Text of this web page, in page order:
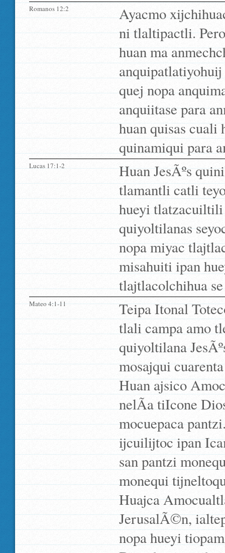
Romanos 12:2
Ayacmo
ni tlaltipactli.
huan ma
quej nopa
anquiitase para
huan quisas cuali
quinamiqui para
Lucas 17:1-2
Huan JesÃºs
tlamantli catli
hueyi tlatzacuiltili
quiyoltilanas
nopa miyac
misahuiti ipan
tlajtlacolchihua
Mateo 4:1-11
Teipa Itonal
tlali campa amo
quiyoltilana
mosajqui
Huan ajsico
nelÃ­a tiIcone
mocuepaca
ijcuilijtoc ipan
san pantzi
monequi
Huajca
JerusalÃ©n,
nopa hueyi